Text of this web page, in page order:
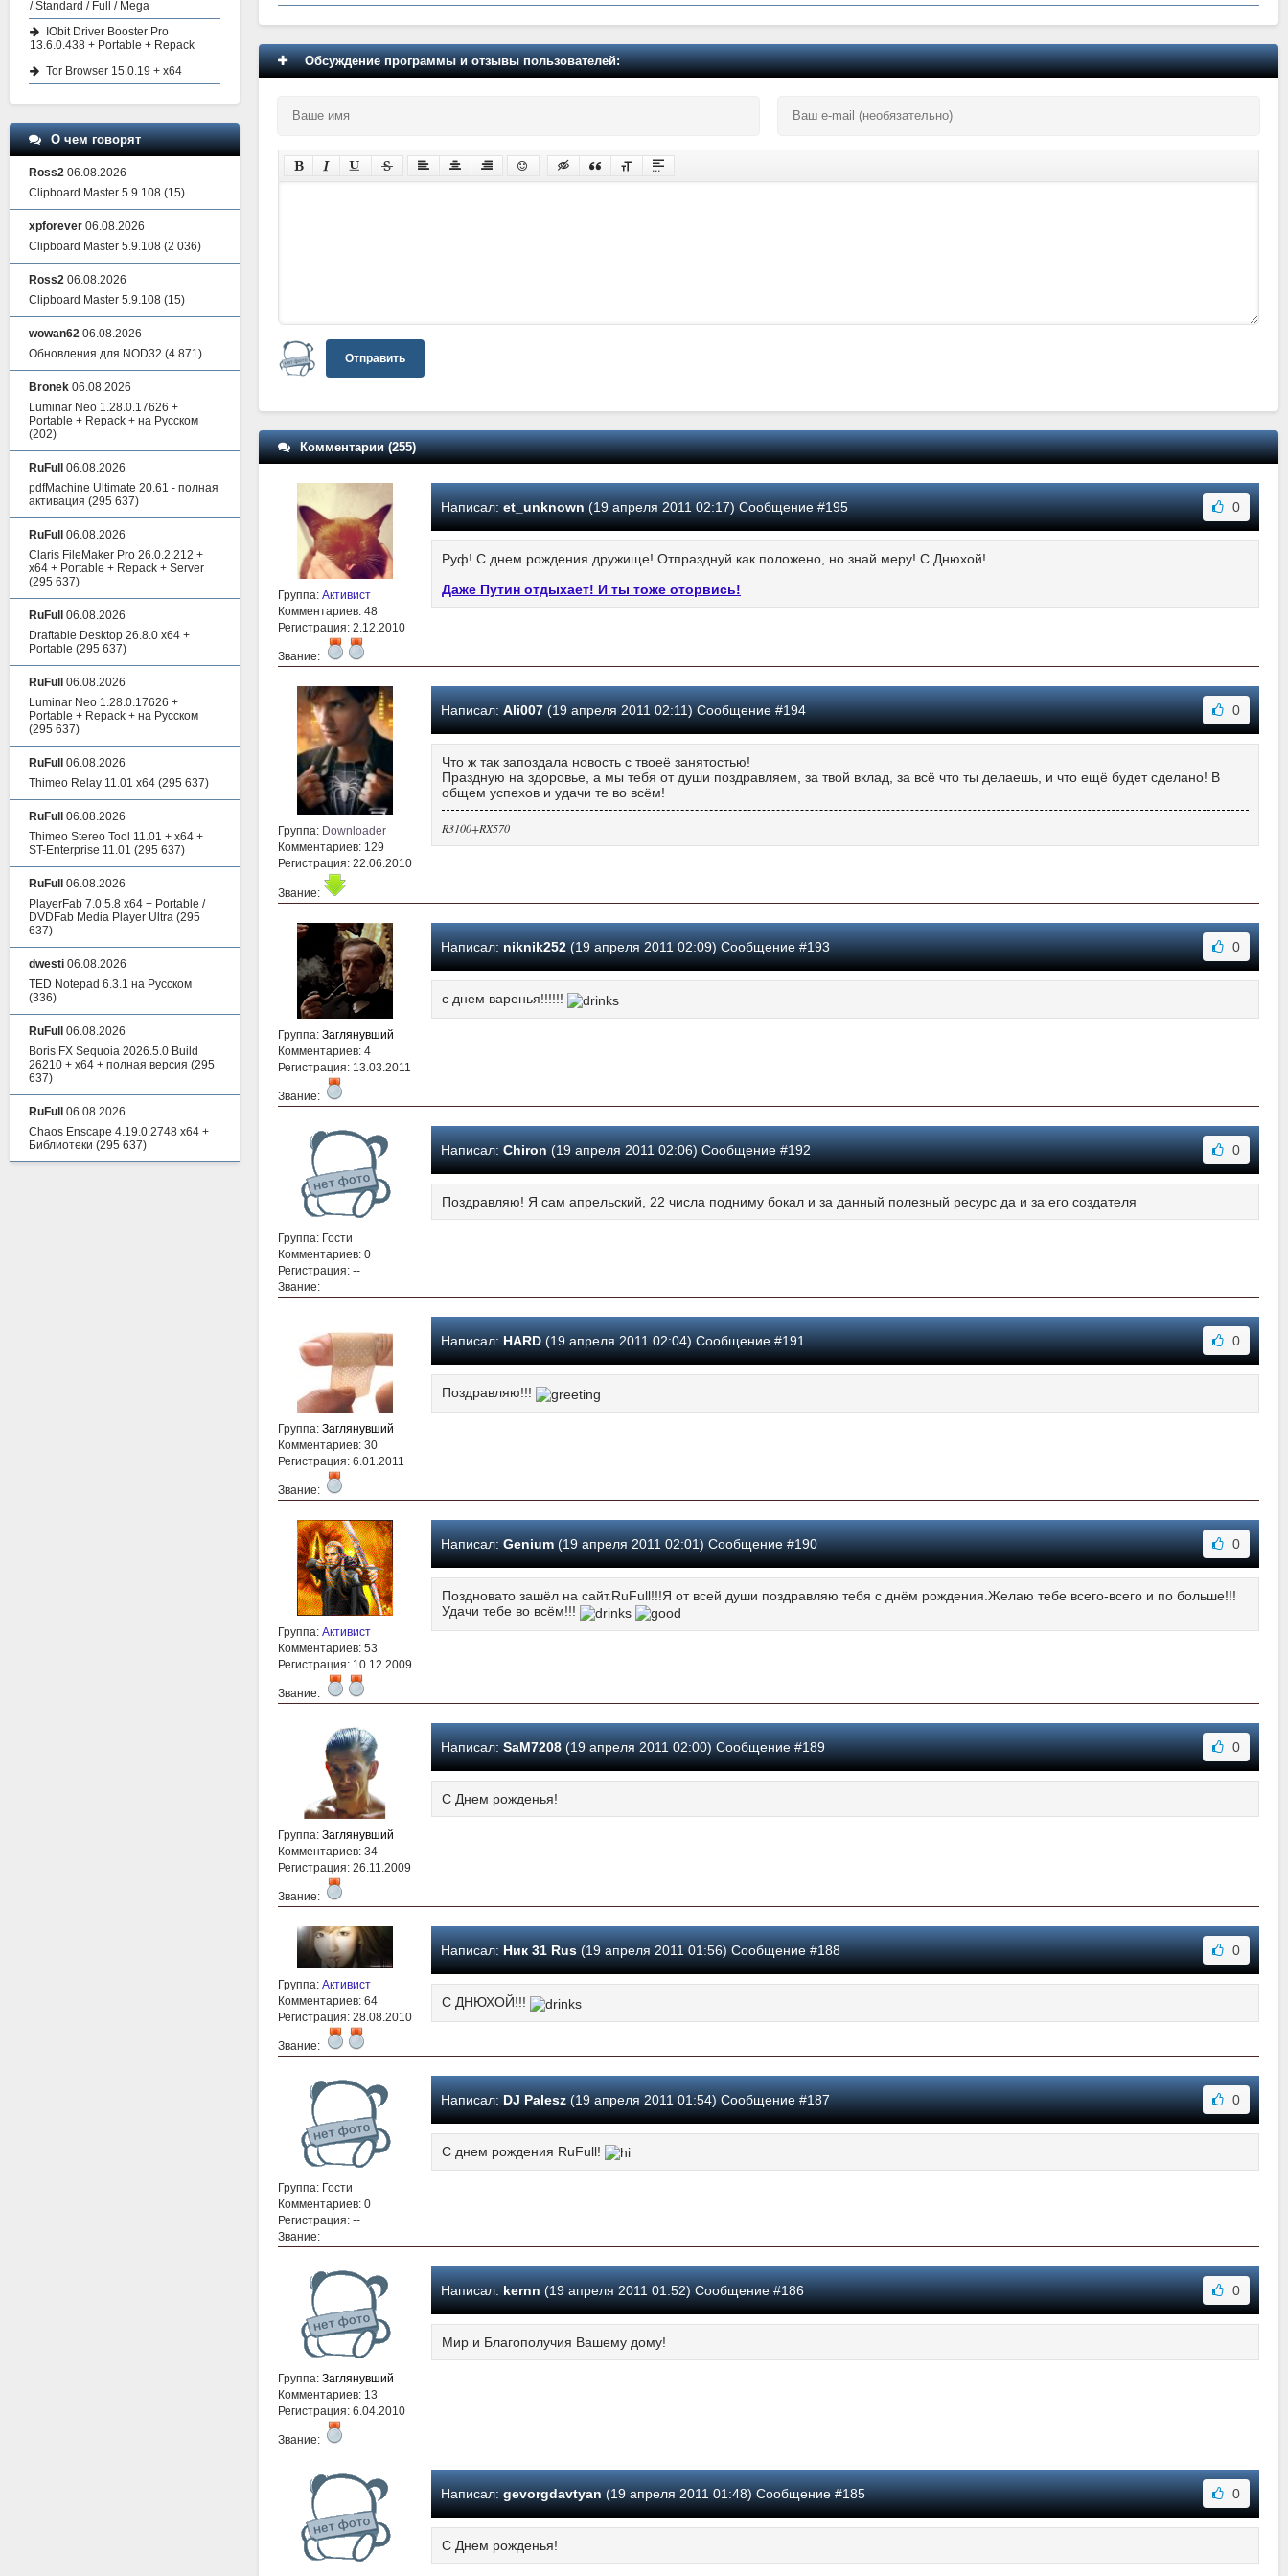
Обсуждение программы и отзывы пользователей:
Отправить
Комментарии (255)
Группа: Активист
Комментариев: 48
Регистрация: 2.12.2010
Звание:
Написал: et_unknown(19 апреля 2011 02:17) Сообщение #195 0
Руф! С днем рождения дружище! Отпразднуй как положено, но знай меру! С Днюхой!
Даже Путин отдыхает! И ты тоже оторвись!
Группа: Downloader
Комментариев: 129
Регистрация: 22.06.2010
Звание:
Написал: Ali007(19 апреля 2011 02:11) Сообщение #194 0
Что ж так запоздала новость с твоеё занятостью!
Праздную на здоровье, а мы тебя от души поздравляем, за твой вклад, за всё что ты делаешь, и что ещё будет сделано! В
общем успехов и удачи те во всём!
R3100+RX570
Группа: Заглянувший
Комментариев: 4
Регистрация: 13.03.2011
Звание:
Написал: niknik252(19 апреля 2011 02:09) Сообщение #193 0
с днем варенья!!!!!!
Группа: Гости
Комментариев: 0
Регистрация: --
Звание:
Написал: Chiron(19 апреля 2011 02:06) Сообщение #192 0
Поздравляю! Я сам апрельский, 22 числа подниму бокал и за данный полезный ресурс да и за его создателя
Группа: Заглянувший
Комментариев: 30
Регистрация: 6.01.2011
Звание:
Написал: HARD(19 апреля 2011 02:04) Сообщение #191 0
Поздравляю!!!
Группа: Активист
Комментариев: 53
Регистрация: 10.12.2009
Звание:
Написал: Genium(19 апреля 2011 02:01) Сообщение #190 0
Поздновато зашёл на сайт.RuFull!!!Я от всей души поздравляю тебя с днём рождения.Желаю тебе всего-всего и по больше!!!
Удачи тебе во всём!!!
Группа: Заглянувший
Комментариев: 34
Регистрация: 26.11.2009
Звание:
Написал: SaM7208(19 апреля 2011 02:00) Сообщение #189 0
С Днем рожденья!
Группа: Активист
Комментариев: 64
Регистрация: 28.08.2010
Звание:
Написал: Ник 31 Rus(19 апреля 2011 01:56) Сообщение #188 0
С ДНЮХОЙ!!!
Группа: Гости
Комментариев: 0
Регистрация: --
Звание:
Написал: DJ Palesz(19 апреля 2011 01:54) Сообщение #187 0
C днем рождения RuFull!
Группа: Заглянувший
Комментариев: 13
Регистрация: 6.04.2010
Звание:
Написал: kernn(19 апреля 2011 01:52) Сообщение #186 0
Мир и Благополучия Вашему дому!
Написал: gevorgdavtyan(19 апреля 2011 01:48) Сообщение #185 0
С Днем рожденья!
/ Standard / Full / Mega
IObit Driver Booster Pro
13.6.0.438 + Portable + Repack
Tor Browser 15.0.19 + x64
О чем говорят
Ross2 06.08.2026
Clipboard Master 5.9.108 (15)
xpforever 06.08.2026
Clipboard Master 5.9.108 (2 036)
Ross2 06.08.2026
Clipboard Master 5.9.108 (15)
wowan62 06.08.2026
Обновления для NOD32 (4 871)
Bronek 06.08.2026
Luminar Neo 1.28.0.17626 +
Portable + Repack + на Русском
(202)
RuFull
06.08.2026
pdfMachine Ultimate 20.61 - полная
активация (295 637)
RuFull
06.08.2026
Claris FileMaker Pro 26.0.2.212 +
x64 + Portable + Repack + Server
(295 637)
RuFull
06.08.2026
Draftable Desktop 26.8.0 x64 +
Portable (295 637)
RuFull
06.08.2026
Luminar Neo 1.28.0.17626 +
Portable + Repack + на Русском
(295 637)
RuFull
06.08.2026
Thimeo Relay 11.01 x64 (295 637)
RuFull
06.08.2026
Thimeo Stereo Tool 11.01 + x64 +
ST-Enterprise 11.01 (295 637)
RuFull
06.08.2026
PlayerFab 7.0.5.8 x64 + Portable /
DVDFab Media Player Ultra (295
637)
dwesti 06.08.2026
TED Notepad 6.3.1 на Русском
(336)
RuFull
06.08.2026
Boris FX Sequoia 2026.5.0 Build
26210 + x64 + полная версия (295
637)
RuFull
06.08.2026
Chaos Enscape 4.19.0.2748 x64 +
Библиотеки (295 637)